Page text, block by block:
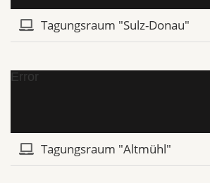
Tagungsraum "Sulz-Donau"
Error
Tagungsraum "Altmühl"